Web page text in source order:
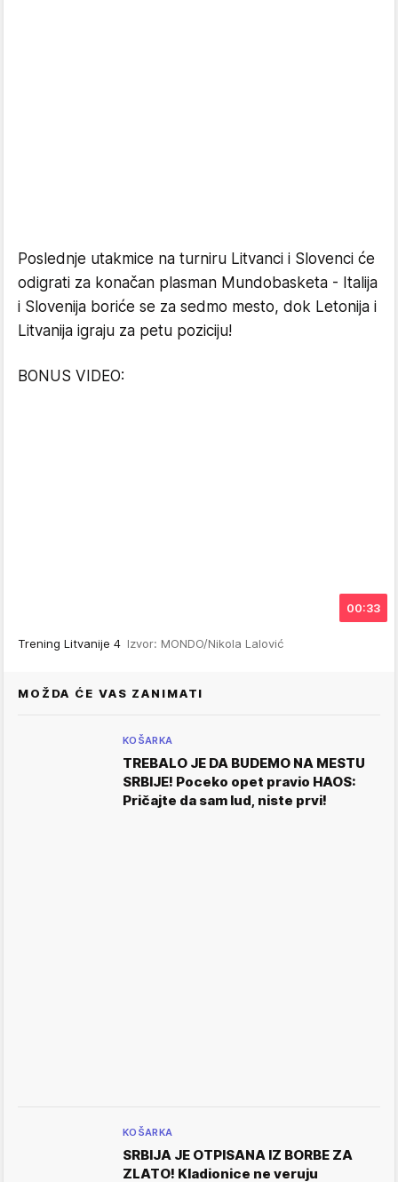
Poslednje utakmice na turniru Litvanci i Slovenci će
odigrati za konačan plasman Mundobasketa - Italija
i Slovenija boriće se za sedmo mesto, dok Letonija i
Litvanija igraju za petu poziciju!
BONUS VIDEO:
00:33
Trening Litvanije 4 Izvor: MONDO/Nikola Lalović
MOŽDA ĆE VAS ZANIMATI
KOŠARKA
TREBALO JE DA BUDEMO NA MESTU
SRBIJE! Poceko opet pravio HAOS:
Pričajte da sam lud, niste prvi!
KOŠARKA
SRBIJA JE OTPISANA IZ BORBE ZA
ZLATO! Kladionice ne veruju